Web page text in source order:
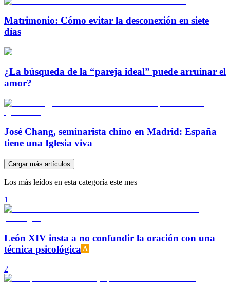
Matrimonio: Cómo evitar la desconexión en siete
días
¿La búsqueda de la “pareja ideal” puede arruinar el
amor?
José Chang, seminarista chino en Madrid: España
tiene una Iglesia viva
Cargar más artículos
Los más leídos en esta categoría este mes
1
León XIV insta a no confundir la oración con una
técnica psicológica
2